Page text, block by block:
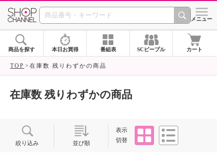
SHOP CHANNEL ショッ
メニュー
商品を探す 本日お買得 番組表 SCピープル カート
TOP 在庫数 残りわずかの商品
在庫数 残りわずかの商品
絞り込み 並び順
表示
切替
タイル